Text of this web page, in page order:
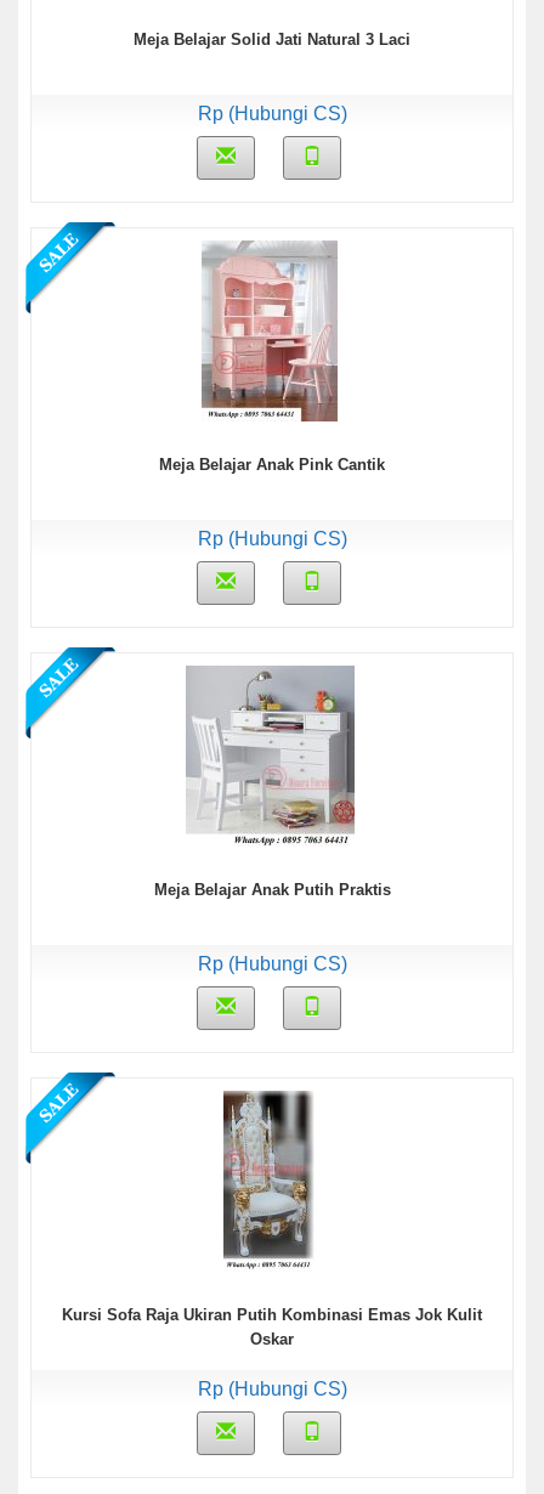
Meja Belajar Solid Jati Natural 3 Laci
Rp (Hubungi CS)
Meja Belajar Anak Pink Cantik
Rp (Hubungi CS)
Meja Belajar Anak Putih Praktis
Rp (Hubungi CS)
Kursi Sofa Raja Ukiran Putih Kombinasi Emas Jok Kulit
Oskar
Rp (Hubungi CS)